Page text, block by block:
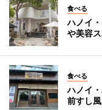
食べる
ハノイ
や美容
食べる
ハノイ
前すし